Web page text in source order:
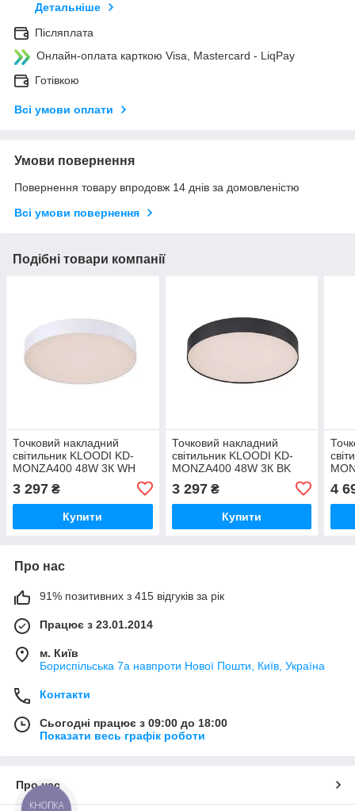
Детальніше
Післяплата
Онлайн-оплата карткою Visa, Mastercard - LiqPay
Готівкою
Всі умови оплати
Умови повернення
Повернення товару впродовж 14 днів за домовленістю
Всі умови повернення
Подібні товари компанії
Точковий накладний
світильник KLOODI KD-
MONZA400 48W 3К WH
3 297 ₴
Купити
Точковий накладний
світильник KLOODI KD-
MONZA400 48W 3К BK
3 297₴
Купити
4
Про нас
91% позитивних з 415 відгуків за рік
Працює з 23.01.2014
м. Київ
Бориспільська 7а навпроти Нової Пошти, Київ, Україна
Контакти
Сьогодні працює з 09:00 до 18:00
Показати весь графік роботи
Про нас
КНОПКА